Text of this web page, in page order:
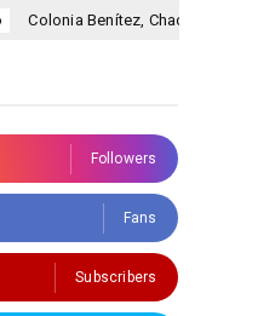
Chaco chaco
Followers
Fans
Subscribers